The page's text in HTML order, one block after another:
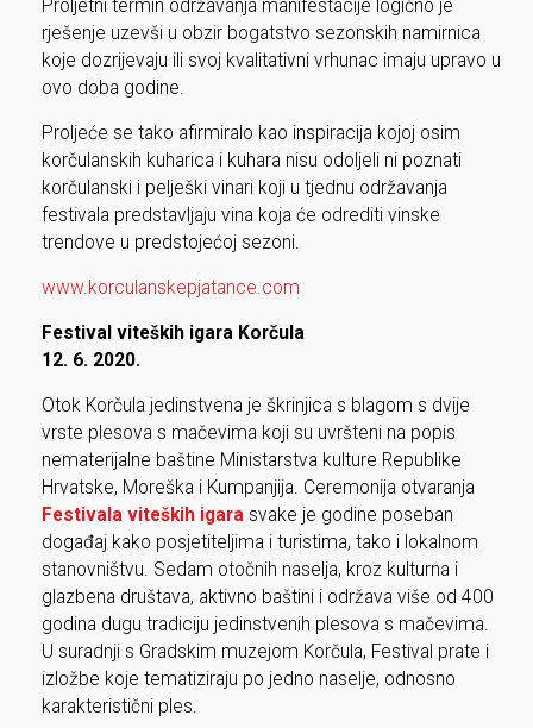
Proljetni termin održavanja manifestacije logično je
rješenje uzevši u obzir bogatstvo sezonskih namirnica
koje dozrijevaju ili svoj kvalitativni vrhunac imaju upravo u
ovo doba godine.
Proljeće se tako afirmiralo kao inspiracija kojoj osim
korčulanskih kuharica i kuhara nisu odoljeli ni poznati
korčulanski i pelješki vinari koji u tjednu održavanja
festivala predstavljaju vina koja će odrediti vinske
trendove u predstojećoj sezoni.
www.korculanskepjatance.com
Festival viteških igara Korčula
12. 6. 2020.
Otok Korčula jedinstvena je škrinjica s blagom s dvije
vrste plesova s mačevima koji su uvršteni na popis
nematerijalne baštine Ministarstva kulture Republike
Hrvatske, Moreška i Kumpanjija. Ceremonija otvaranja
Festivala viteških igarasvake je godine poseban
događaj kako posjetiteljima i turistima, tako i lokalnom
stanovništvu. Sedam otočnih naselja, kroz kulturna i
glazbena društava, aktivno baštini i održava više od 400
godina dugu tradiciju jedinstvenih plesova s mačevima.
U suradnji s Gradskim muzejom Korčula, Festival prate i
izložbe koje tematiziraju po jedno naselje, odnosno
karakteristični ples.